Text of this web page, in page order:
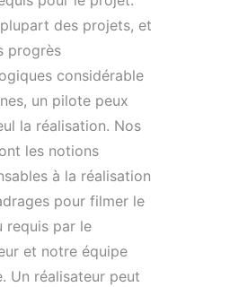
des projets, et
progrès
considérable
un pilote peux
la réalisation. Nos
les notions
à la réalisation
pour filmer le
requis par le
et notre équipe
Un réalisateur peut